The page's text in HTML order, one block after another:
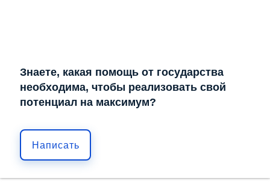
Знаете, какая помощь от государства
необходима, чтобы реализовать свой
потенциал на максимум?
Написать